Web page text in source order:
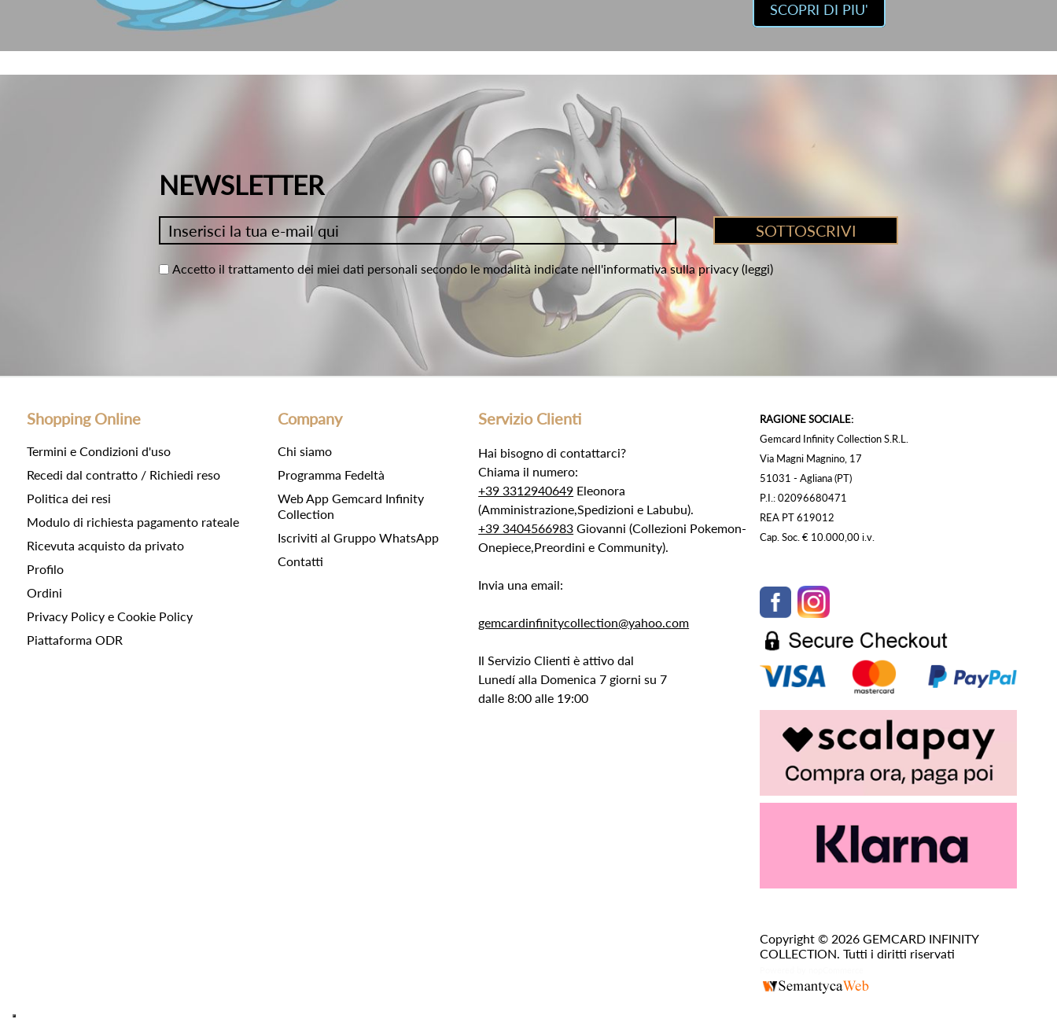
SCOPRI DI PIU'
NEWSLETTER
Accetto il trattamento dei miei dati personali secondo le modalità indicate nell'informativa sulla privacy (leggi)
Shopping Online
Termini e Condizioni d'uso
Recedi dal contratto / Richiedi reso
Politica dei resi
Modulo di richiesta pagamento rateale
Ricevuta acquisto da privato
Profilo
Ordini
Privacy Policy e Cookie Policy
Piattaforma ODR
Company
Chi siamo
Programma Fedeltà
Web App Gemcard Infinity
Collection
Iscriviti al Gruppo WhatsApp
Contatti
Servizio Clienti
Hai bisogno di contattarci?
Chiama il numero:
+39 3312940649 Eleonora
(Amministrazione,Spedizioni e Labubu).
+39 3404566983 Giovanni (Collezioni Pokemon-
Onepiece,Preordini e Community).
Invia una email:
gemcardinfinitycollection@yahoo.com
Il Servizio Clienti è attivo dal
Lunedí alla Domenica 7 giorni su 7
dalle 8:00 alle 19:00
RAGIONE SOCIALE:
Gemcard Infinity Collection S.R.L.
Via Magni Magnino, 17
51031 - Agliana (PT)
P.I.: 02096680471
REA PT 619012
Cap. Soc. € 10.000,00 i.v.
Copyright © 2026 GEMCARD INFINITY
COLLECTION. Tutti i diritti riservati